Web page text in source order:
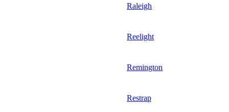
Raleigh
Reelight
Remington
Restrap